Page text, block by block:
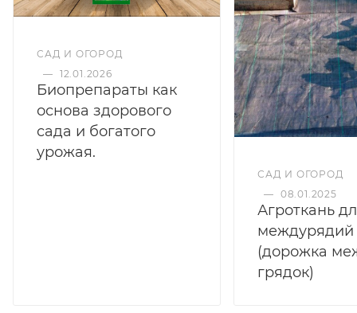
САД И ОГОРОД
— 12.01.2026
Биопрепараты как
основа здорового
сада и богатого
урожая.
САД И ОГОРОД
— 08.01.2025
Агроткань
междурядий
(дорожка
грядок)